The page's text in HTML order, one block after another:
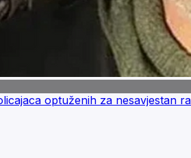
optuženih za nesavjestan